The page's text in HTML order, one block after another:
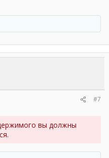
#7
вы должны